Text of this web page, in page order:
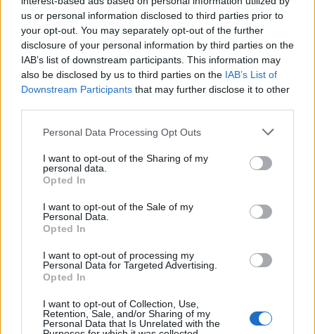
us or personal information disclosed to third parties prior to
your opt-out. You may separately opt-out of the further
disclosure of your personal information by third parties on the
IAB’s list of downstream participants. This information may
also be disclosed by us to third parties on the IAB’s List of
Downstream Participants that may further disclose it to other
Personal Data Processing Opt Outs
I want to opt-out of the Sharing of my
personal data.
Opted In
I want to opt-out of the Sale of my
Personal Data.
Opted In
I want to opt-out of processing my
Personal Data for Targeted Advertising.
Opted In
I want to opt-out of Collection, Use,
Retention, Sale, and/or Sharing of my
Personal Data that Is Unrelated with the
NATIVE 2026-07-25 KL. 15:21
Fakta:
Casinotopplistan
kartlägger
casinon
NÄRINGSLIV 2026-07-20 KL. 16:11
Markaryd håller
fanan högt –
medan grannarna